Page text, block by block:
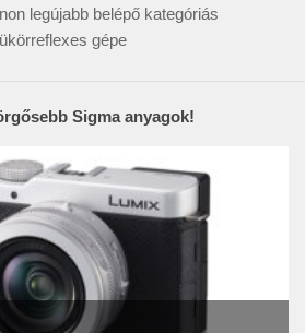
legújabb belépő kategóriás
gépe
Sigma anyagok!